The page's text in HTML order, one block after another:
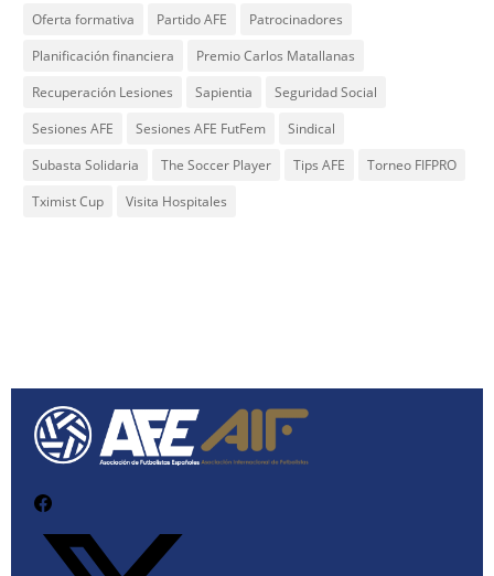
Oferta formativa
Partido AFE
Patrocinadores
Planificación financiera
Premio Carlos Matallanas
Recuperación Lesiones
Sapientia
Seguridad Social
Sesiones AFE
Sesiones AFE FutFem
Sindical
Subasta Solidaria
The Soccer Player Tips AFE
Torneo FIFPRO
Tximist Cup
Visita Hospitales